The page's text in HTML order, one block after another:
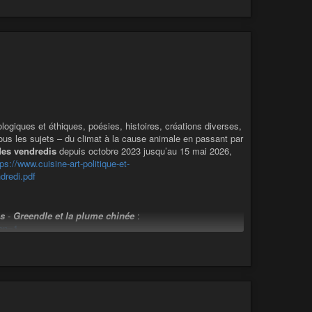
forums/sujet/histoire-poetique-au-cours-de-lannee-
j’avais fait la lecture et avec lesquels j’avais fait des
« description » la plupart du temps juste des passages de
l’intention, l’imagination, le texte. Et mais si vous voulez
w/p/jWBKt8zcJK9NQZgfzQ67cY?playlistPosition=1
et éthiques, poésies, histoires, créations diverses,
les sujets – du climat à la cause animale en passant par
vendredis depuis octobre 2023 jusqu’au 15 mai 2026,
www.cuisine-art-politique-et-
- Greendle et la plume chinée :